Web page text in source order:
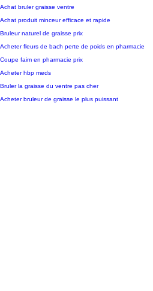
Achat bruler graisse ventre
Achat produit minceur efficace et rapide
Bruleur naturel de graisse prix
Acheter fleurs de bach perte de poids en pharmacie
Coupe faim en pharmacie prix
Acheter hbp meds
Bruler la graisse du ventre pas cher
Acheter bruleur de graisse le plus puissant